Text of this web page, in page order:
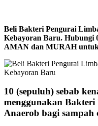
Beli Bakteri Pengurai
Kebayoran Baru. Hubungi
AMAN dan MURAH
10 (sepuluh) sebab
menggunakan
Anaerob bagi sampah